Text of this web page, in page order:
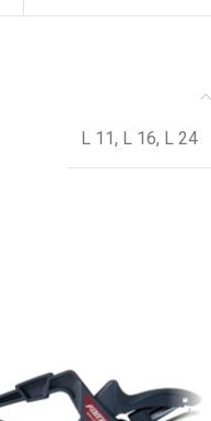
L 11, L 16, L 24